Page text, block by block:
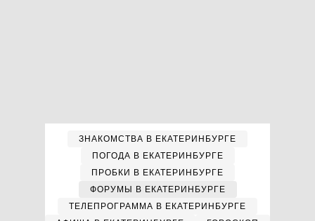
ЗНАКОМСТВА В ЕКАТЕРИНБУРГЕ
ПОГОДА В ЕКАТЕРИНБУРГЕ
ПРОБКИ В ЕКАТЕРИНБУРГЕ
ФОРУМЫ В ЕКАТЕРИНБУРГЕ
ТЕЛЕПРОГРАММА В ЕКАТЕРИНБУРГЕ